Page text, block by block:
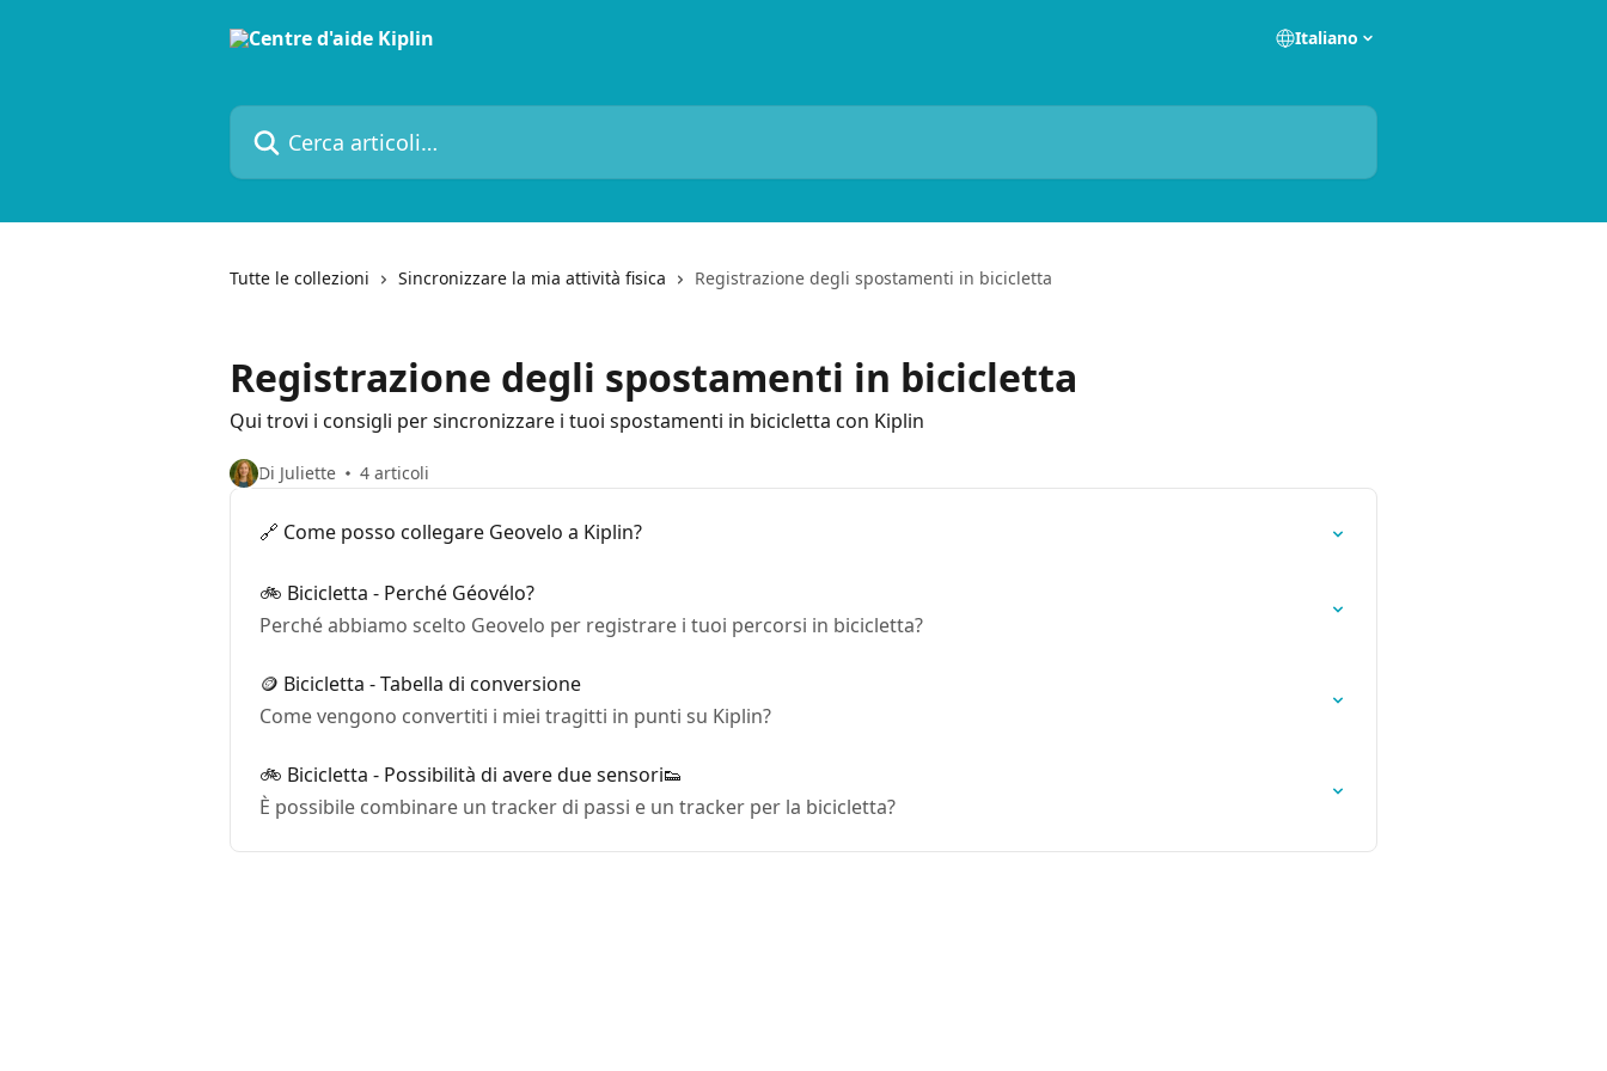
Italiano
Cerca articoli…
Tutte le collezioni Sincronizzare la mia attività fisica Registrazione degli spostamenti in bicicletta
Registrazione degli spostamenti in bicicletta
Qui trovi i consigli per sincronizzare i tuoi spostamenti in bicicletta con Kiplin
Di Juliette 4 articoli
🔗 Come posso collegare Geovelo a Kiplin?
🚲 Bicicletta - Perché Géovélo?
Perché abbiamo scelto Geovelo per registrare i tuoi percorsi in bicicletta?
🪙 Bicicletta - Tabella di conversione
Come vengono convertiti i miei tragitti in punti su Kiplin?
🚲 Bicicletta - Possibilità di avere due sensori👟
È possibile combinare un tracker di passi e un tracker per la bicicletta?